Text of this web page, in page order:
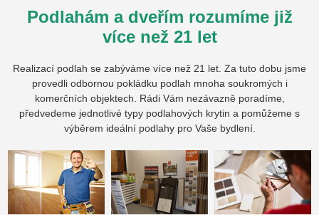
Podlahám a dveřím rozumíme již
více než 21 let
Realizací podlah se zabýváme více než 21 let. Za tuto dobu jsme
provedli odbornou pokládku podlah mnoha soukromých i
komerčních objektech. Rádi Vám nezávazně poradíme,
předvedeme jednotlivé typy podlahových krytin a pomůžeme s
výběrem ideální podlahy pro Vaše bydlení.